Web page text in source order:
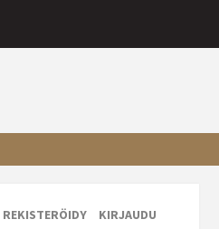
REKISTERÖIDY
KIRJAUDU